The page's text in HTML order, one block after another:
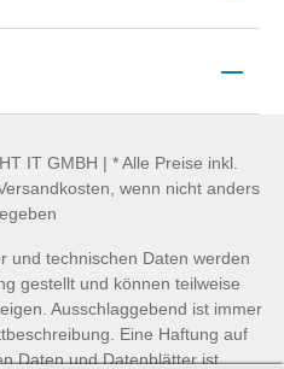
IT GMBH | * Alle Preise inkl.
wenn nicht anders
und technischen Daten werden
gestellt und können teilweise
Ausschlaggebend ist immer
Eine Haftung auf
Daten und Datenblätter ist